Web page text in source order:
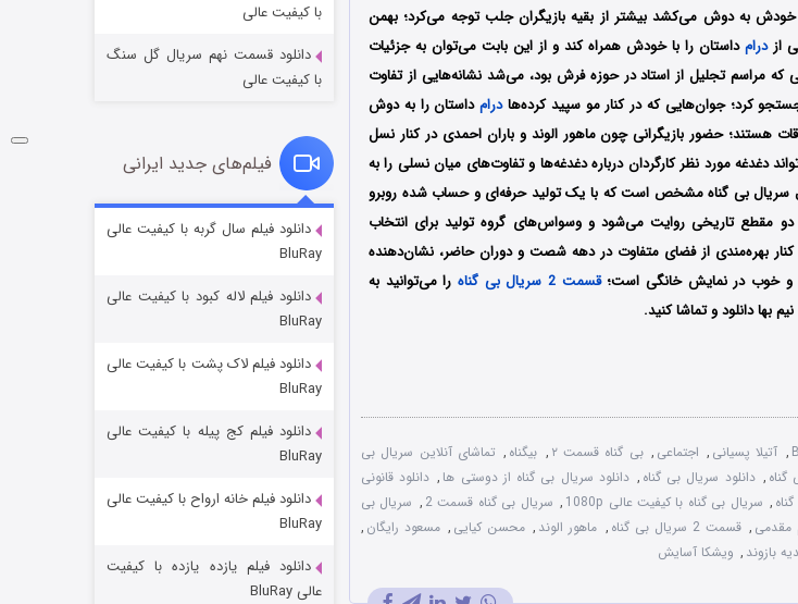
به دوش می‌کشد بیشتر از بقیه بازیگران جلب توجه می‌کرد؛ بهمن
ازدرامداستان را با خودش همراه کند و از این بابت می‌توان به جزئیات
که مراسم تجلیل از استاد در حوزه فرش بود، می‌شد نشانه‌هایی از تفاوت
کرد؛ جوان‌هایی که در کنار مو سپید کرده‌هادرامداستان را به دوش
هستند؛ حضور بازیگرانی چون ماهور الوند و باران احمدی در کنار نسل
مورد نظر کارگردان درباره دغدغه‌ها و تفاوت‌های میان نسلی را به
بی گناه مشخص است که با یک تولید حرفه‌ای و حساب شده روبرو
مقطع تاریخی روایت می‌شود و وسواس‌های گروه تولید برای انتخاب
بهره‌مندی از فضای متفاوت در دهه شصت و دوران حاضر، نشان‌دهنده
و خوب در نمایش خانگی است؛قسمت 2 سریال بی گناه
را می‌توانید به
بها دانلود و تماشا کنید.
, آتیلا پسیانی , اجتماعی , بی گناه قسمت ۲ , بیگناه , تماشای آنلاین سریال بی
گناه , دانلود سریال بی گناه , دانلود سریال بی گناه از دوستی ها , دانلود قانونی
, سریال بی گناه با کیفیت عالی 1080p , سریال بی گناه قسمت 2 , سریال بی
مقدمی , قسمت 2 سریال بی گناه , ماهور الوند , محسن کیایی , مسعود رایگان ,
بازوند , ویشکا آسایش
شوگر فصل ۲
قسمت
خاندان اژدها فصل ۳
با کیفیت عالی
دانلود قسمت نهم سریال گل سنگ
با کیفیت عالی
فیلم‌های جدید ایرانی
دانلود فیلم سال گربه با کیفیت عالی
BluRay
دانلود فیلم لاله کبود با کیفیت عالی
BluRay
دانلود فیلم لاک پشت با کیفیت عالی
BluRay
دانلود فیلم کج‌ پیله با کیفیت عالی
BluRay
دانلود فیلم خانه ارواح با کیفیت عالی
BluRay
دانلود فیلم یازده یازده با کیفیت
عالی BluRay